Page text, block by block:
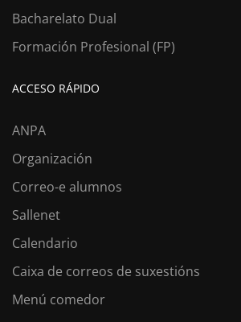
Bacharelato Dual
Formación Profesional (FP)
ACCESO RÁPIDO
ANPA
Organización
Correo-e alumnos
Sallenet
Calendario
Caixa de correos de suxestións
Menú comedor